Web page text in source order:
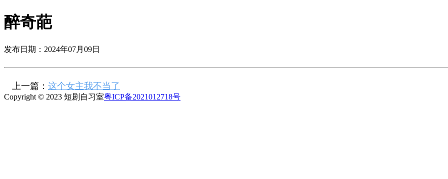
醉奇葩
发布日期：2024年07月09日
上一篇： 这个女主我不当了
Copyright © 2023 短剧自习室粤ICP备2021012718号